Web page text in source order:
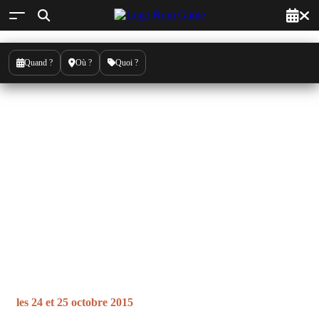
Quand ? Où ? Quoi ?
les 24 et 25 octobre 2015